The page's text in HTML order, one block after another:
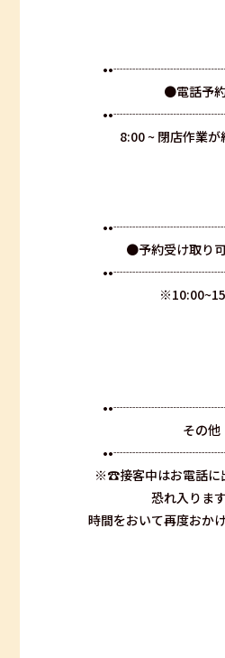
●電話予
8:00 ~ 閉店作業が
●予約受け取り
その他
※☎︎接客中はお電話に
恐れ入ります
時間をおいて再度おか